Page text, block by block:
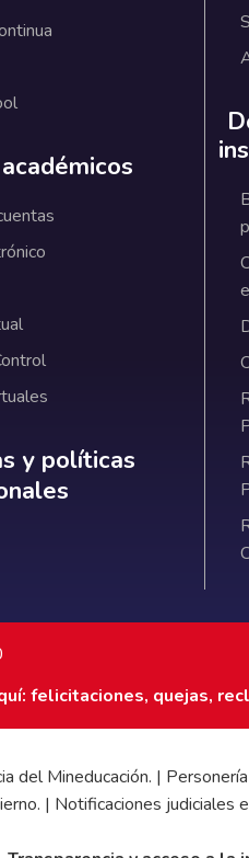
y políticas
y políticas
felicitaciones, quejas,
del Mineducación. |
| Notificaciones judiciales